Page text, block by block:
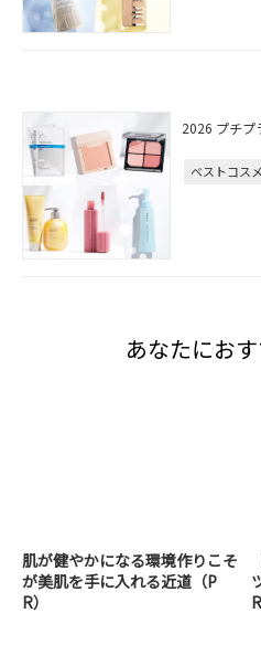
2026 プチプ
ベストコスメ
あなたにお
肌が健やかになる環境作りこそ
が美肌を手に入れる近道（P
R）